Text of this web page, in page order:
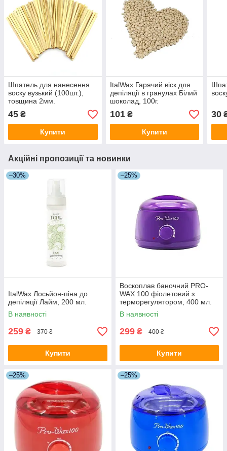
Шпатель для нанесення
воску вузький (100шт.),
товщина 2мм.
45 ₴
Купити
ItalWax Гарячий віск для
депіляції в гранулах Білий
шоколад, 100г.
101₴
Купити
30
Акційні пропозиції та новинки
–30%
ItalWax Лосьйон-піна до
депіляції Лайм, 200 мл.
В наявності
259 ₴ 370 ₴
Купити
–25%
Воскоплав баночний PRO-
WAX 100 фіолетовий з
терморегулятором, 400 мл.
В наявності
299 ₴ 400 ₴
Купити
–25% –25%